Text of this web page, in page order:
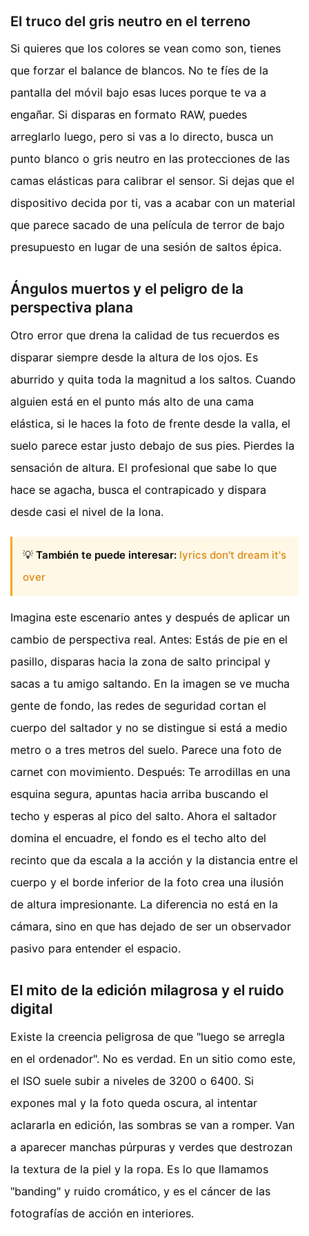
El truco del gris neutro en el terreno
Si quieres que los colores se vean como son, tienes
que forzar el balance de blancos. No te fíes de la
pantalla del móvil bajo esas luces porque te va a
engañar. Si disparas en formato RAW, puedes
arreglarlo luego, pero si vas a lo directo, busca un
punto blanco o gris neutro en las protecciones de las
camas elásticas para calibrar el sensor. Si dejas que el
dispositivo decida por ti, vas a acabar con un material
que parece sacado de una película de terror de bajo
presupuesto en lugar de una sesión de saltos épica.
Ángulos muertos y el peligro de la
perspectiva plana
Otro error que drena la calidad de tus recuerdos es
disparar siempre desde la altura de los ojos. Es
aburrido y quita toda la magnitud a los saltos. Cuando
alguien está en el punto más alto de una cama
elástica, si le haces la foto de frente desde la valla, el
suelo parece estar justo debajo de sus pies. Pierdes la
sensación de altura. El profesional que sabe lo que
hace se agacha, busca el contrapicado y dispara
desde casi el nivel de la lona.
💡 También te puede interesar: lyrics don't dream it's
over
Imagina este escenario antes y después de aplicar un
cambio de perspectiva real. Antes: Estás de pie en el
pasillo, disparas hacia la zona de salto principal y
sacas a tu amigo saltando. En la imagen se ve mucha
gente de fondo, las redes de seguridad cortan el
cuerpo del saltador y no se distingue si está a medio
metro o a tres metros del suelo. Parece una foto de
carnet con movimiento. Después: Te arrodillas en una
esquina segura, apuntas hacia arriba buscando el
techo y esperas al pico del salto. Ahora el saltador
domina el encuadre, el fondo es el techo alto del
recinto que da escala a la acción y la distancia entre el
cuerpo y el borde inferior de la foto crea una ilusión
de altura impresionante. La diferencia no está en la
cámara, sino en que has dejado de ser un observador
pasivo para entender el espacio.
El mito de la edición milagrosa y el ruido
digital
Existe la creencia peligrosa de que "luego se arregla
en el ordenador". No es verdad. En un sitio como este,
el ISO suele subir a niveles de 3200 o 6400. Si
expones mal y la foto queda oscura, al intentar
aclararla en edición, las sombras se van a romper. Van
a aparecer manchas púrpuras y verdes que destrozan
la textura de la piel y la ropa. Es lo que llamamos
"banding" y ruido cromático, y es el cáncer de las
fotografías de acción en interiores.